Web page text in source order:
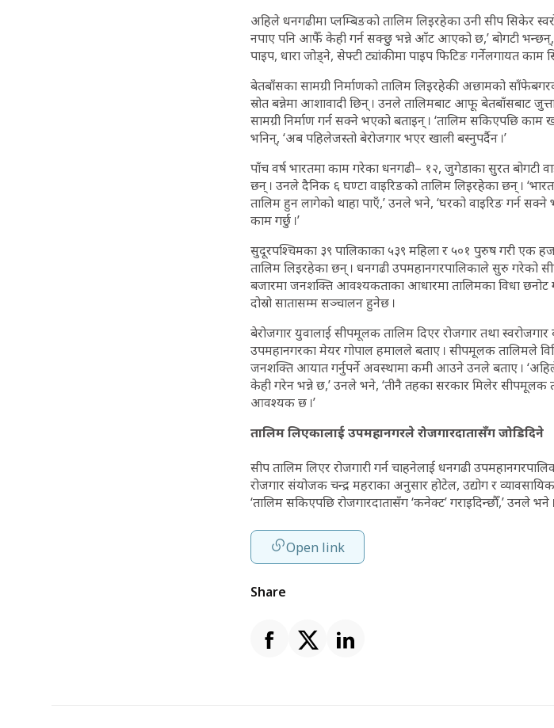
अहिले धनगढीमा प्लम्बिङको तालिम लिइरहेका उनी सीप सिकेर
नपाए पनि आफैँ केही गर्न सक्छु भन्ने आँट आएको छ,’ बोगटी भन्छन्,
पाइप, धारा जोड्ने, सेफ्टी ट्यांकीमा पाइप फिटिङ गर्नेलगायत काम
बेतबाँसका सामग्री निर्माणको तालिम लिइरहेकी अछामको
स्रोत बन्नेमा आशावादी छिन् । उनले तालिमबाट आफू बेतबाँसबाट
सामग्री निर्माण गर्न सक्ने भएको बताइन् । ‘तालिम सकिएपछि
भनिन्, ‘अब पहिलेजस्तो बेरोजगार भएर खाली बस्नुपर्दैन ।’
पाँच वर्ष भारतमा काम गरेका धनगढी– १२, जुगेडाका सुरत बोगटी
छन् । उनले दैनिक ६ घण्टा वाइरिङको तालिम लिइरहेका छन् ।
तालिम हुन लागेको थाहा पाएँ,’ उनले भने, ‘घरको वाइरिङ गर्न
काम गर्छु ।’
सुदूरपश्चिमका ३९ पालिकाका ५३९ महिला र ५०१ पुरुष गरी एक
तालिम लिइरहेका छन् । धनगढी उपमहानगरपालिकाले सुरु गरेको
बजारमा जनशक्ति आवश्यकताका आधारमा तालिमका विधा
दोस्रो सातासम्म सञ्चालन हुनेछ ।
बेरोजगार युवालाई सीपमूलक तालिम दिएर रोजगार तथा
उपमहानगरका मेयर गोपाल हमालले बताए । सीपमूलक तालिमले
जनशक्ति आयात गर्नुपर्ने अवस्थामा कमी आउने उनले बताए ।
केही गरेन भन्ने छ,’ उनले भने, ‘तीनै तहका सरकार मिलेर सीपमूलक
आवश्यक छ ।’
तालिम लिएकालाई उपमहानगरले रोजगारदातासँग जोडिदिने
सीप तालिम लिएर रोजगारी गर्न चाहनेलाई धनगढी
रोजगार संयोजक चन्द्र महराका अनुसार होटेल, उद्योग र
‘तालिम सकिएपछि रोजगारदातासँग ‘कनेक्ट’ गराइदिन्छौँ,’ उनले भने ।
Open link
Share